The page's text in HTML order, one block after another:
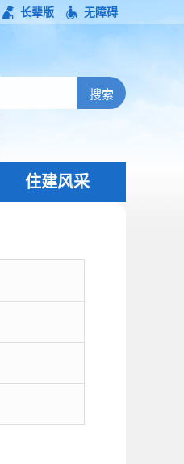
长辈版 无障碍
住建风采